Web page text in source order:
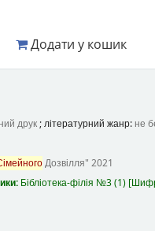
Додати у кошик
друк; літературний жанр: не
Дозвілля" 2021
Бібліотека-філія №3(1)